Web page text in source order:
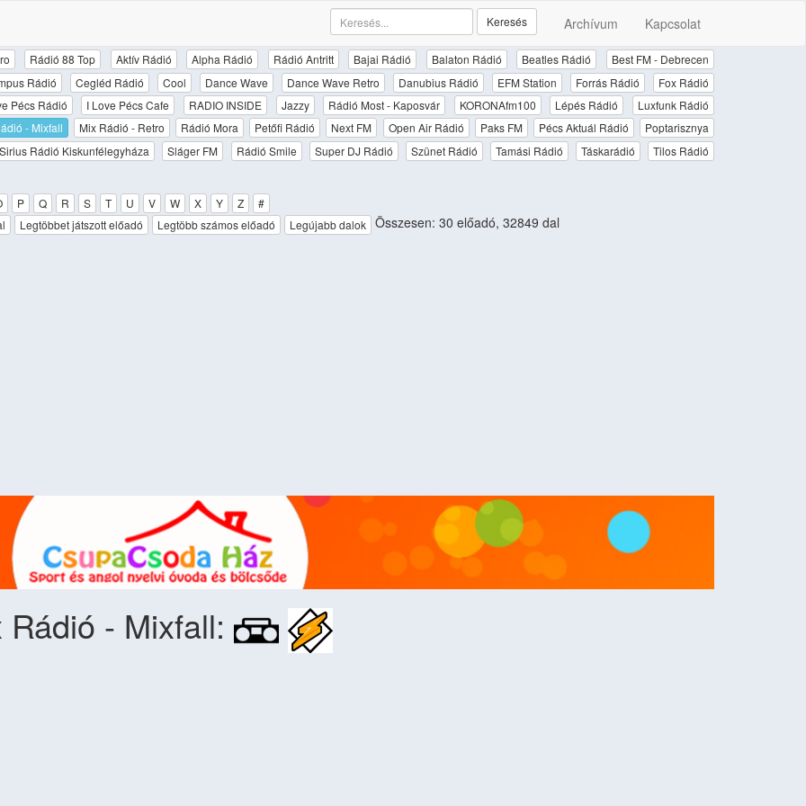
Archívum Kapcsolat
Keresés
Rádió 88 Top Aktív Rádió Alpha Rádió Rádió Antritt Bajai Rádió Balaton Rádió Beatles Rádió
Best FM - Debrecen
Rádió
Cegléd Rádió Cool Dance Wave Dance Wave Retro Danubius Rádió EFM Station Forrás Rádió
Fox Rádió
Pécs Rádió
I Love Pécs Cafe RADIO INSIDE Jazzy Rádió Most - Kaposvár KORONAfm100 Lépés Rádió
Luxfunk Rádió
- Mixfall
Mix Rádió - Retro Rádió Mora Petőfi Rádió Next FM Open Air Rádió Paks FM Pécs Aktuál Rádió
Poptarisznya
Sirius Rádió Kiskunfélegyháza
Sláger FM Rádió Smile Super DJ Rádió Szünet Rádió Tamási Rádió Táskarádió Tilos Rádió
P Q R S T U V W X Y Z
#
Legtöbbet játszott előadó Legtöbb számos előadó Legújabb dalok Összesen: 30 előadó, 32849 dal
Rádió - Mixfall: